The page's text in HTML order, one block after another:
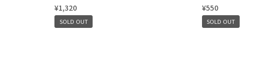
¥1,320
SOLD OUT
¥550
SOLD OUT